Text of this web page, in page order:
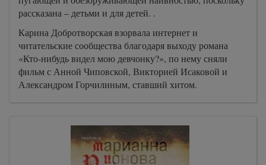
рассказана – детьми и для детей. .
Карина Добротворская взорвала интернет и
читательские сообщества благодаря выходу романа
«Кто-нибудь видел мою девчонку?», по нему сняли
фильм с Анной Чиповской, Викторией Исаковой и
Александром Горчилиным, ставший хитом.